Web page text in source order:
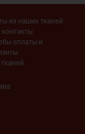
из наших тканей
оплаты и